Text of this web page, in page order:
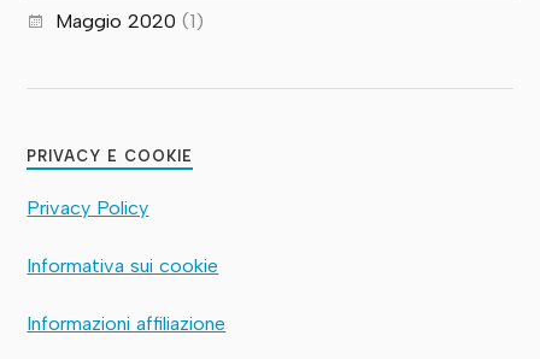
Maggio 2020 (1)
PRIVACY E COOKIE
Privacy Policy
Informativa sui cookie
Informazioni affiliazione